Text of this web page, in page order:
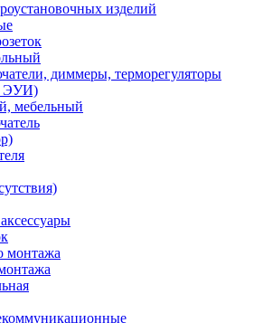
изделий
диммеры, терморегуляторы
ЭУИ)
мебельный
монтажа